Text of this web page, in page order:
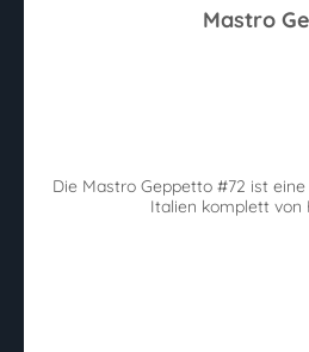
Mastro
Die Mastro Geppetto #72 ist
Italien komplett von